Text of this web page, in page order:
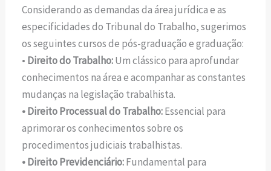
Considerando as demandas da área jurídica e as
especificidades do Tribunal do Trabalho, sugerimos
os seguintes cursos de pós-graduação e graduação:
• Direito do Trabalho:Um clássico para aprofundar
conhecimentos na área e acompanhar as constantes
mudanças na legislação trabalhista.
• Direito Processual do Trabalho:Essencial para
aprimorar os conhecimentos sobre os
procedimentos judiciais trabalhistas.
• Direito Previdenciário:Fundamental para